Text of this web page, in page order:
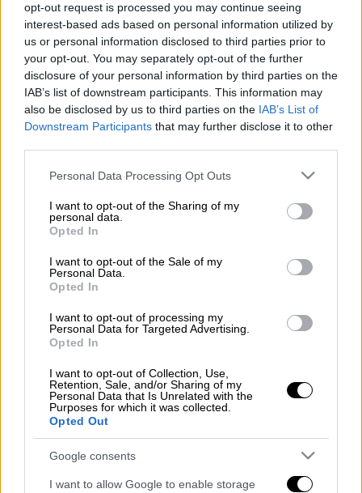
opt-out request is processed you may continue seeing
interest-based ads based on personal information utilized by
us or personal information disclosed to third parties prior to
your opt-out. You may separately opt-out of the further
disclosure of your personal information by third parties on the
IAB’s list of downstream participants. This information may
also be disclosed by us to third parties on the IAB’s List of
Downstream Participants that may further disclose it to other
Please note that this website/app uses one or more Google
not limited to your visit or usage behaviour. You may click to
grant or deny consent to Google and its third-party tags to
use your data for below specified purposes in below Google
consent section.
Personal Data Processing Opt Outs
I want to opt-out of the Sharing of my
personal data.
Opted In
I want to opt-out of the Sale of my
Personal Data.
Opted In
I want to opt-out of processing my
Personal Data for Targeted Advertising.
Opted In
I want to opt-out of Collection, Use,
Retention, Sale, and/or Sharing of my
Personal Data that Is Unrelated with the
Purposes for which it was collected.
Opted Out
Google consents
I want to allow Google to enable storage
Τροχαίο δυστύχημα το πρωί της Πέμπτης
(14/5) σταΠατήσια -στη συμβολή της
Λεωφόρου Ηρακλείου με την οδό
Ορφανίδου- όταν γυναίκα παρασύρθηκε από
φορτηγό.
κατέληξε.
ΔΙΑΒΑΣΤΕ ΕΠΙΣΗΣ
Ελλάδα|14.05.2026 08:22
Μεθυσμένος οδηγός φορτηγού
ξήλωσε πεζοδρόμιο 50 μέτρων σε
τούνελ στην Εγνατία
έρευνεςγια το τροχαίο βρίσκονται
εξέλιξη